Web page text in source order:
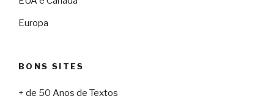
Europa
BONS SITES
+ de 50 Anos de Textos